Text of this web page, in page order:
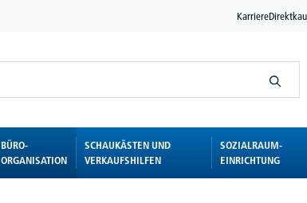
Karriere
BÜRO-
ORGANISATION
SCHAUKÄSTEN UND
VERKAUFSHILFEN
SOZIALRAUM-
EINRICHTUNG